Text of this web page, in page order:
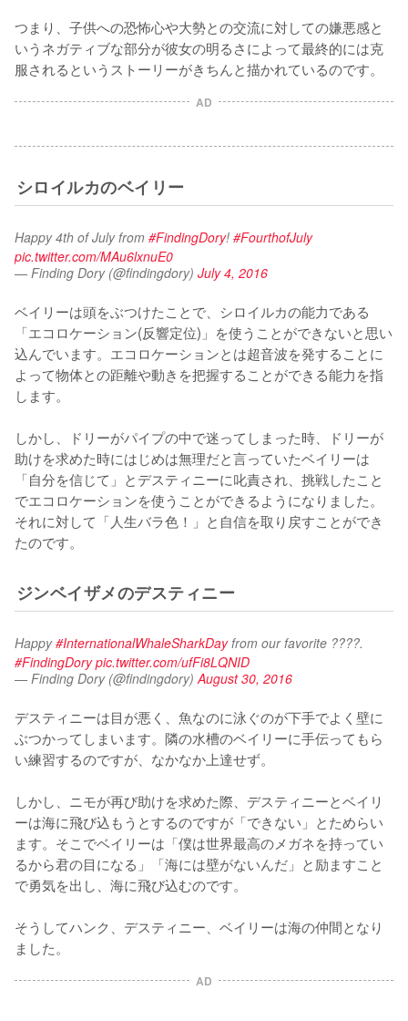
つまり、子供への恐怖心や大勢との交流に対しての嫌悪感と
いうネガティブな部分が彼女の明るさによって最終的には克
服されるというストーリーがきちんと描かれているのです。
AD
シロイルカのベイリー
Happy 4th of July from #FindingDory! #FourthofJuly
pic.twitter.com/MAu6lxnuE0
— Finding Dory (@findingdory) July 4, 2016
ベイリーは頭をぶつけたことで、シロイルカの能力である
「エコロケーション(反響定位)」を使うことができないと思い
込んでいます。エコロケーションとは超音波を発することに
よって物体との距離や動きを把握することができる能力を指
します。
しかし、ドリーがパイプの中で迷ってしまった時、ドリーが
助けを求めた時にはじめは無理だと言っていたベイリーは
「自分を信じて」とデスティニーに叱責され、挑戦したこと
でエコロケーションを使うことができるようになりました。
それに対して「人生バラ色！」と自信を取り戻すことができ
たのです。
ジンベイザメのデスティニー
Happy #InternationalWhaleSharkDay
#FindingDory pic.twitter.com/ufFi8LQNID
— Finding Dory (@findingdory)August 30, 2016
デスティニーは目が悪く、魚なのに泳ぐのが下手でよく壁に
ぶつかってしまいます。隣の水槽のベイリーに手伝ってもら
い練習するのですが、なかなか上達せず。
しかし、ニモが再び助けを求めた際、デスティニーとベイリ
ーは海に飛び込もうとするのですが「できない」とためらい
ます。そこでベイリーは「僕は世界最高のメガネを持ってい
るから君の目になる」「海には壁がないんだ」と励ますこと
で勇気を出し、海に飛び込むのです。
そうしてハンク、デスティニー、ベイリーは海の仲間となり
ました。
AD